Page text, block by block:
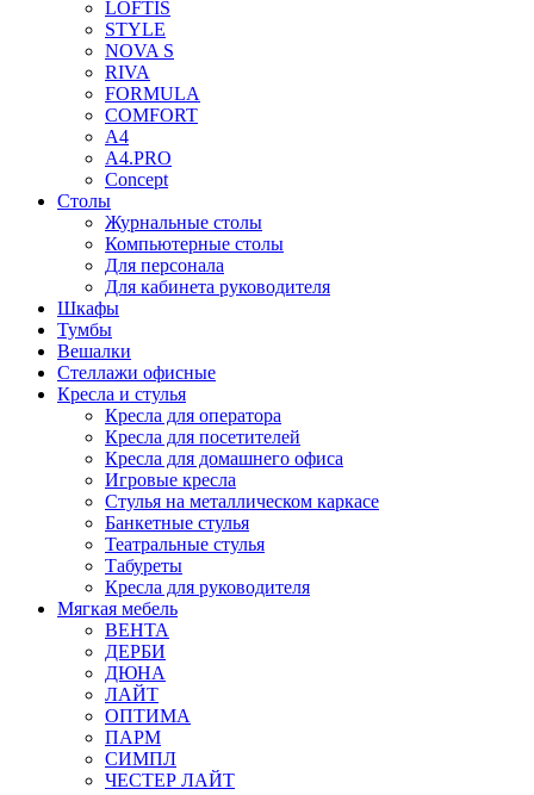
LOFTIS
STYLE
NOVA S
RIVA
FORMULA
COMFORT
A4
A4.PRO
Concept
Столы
Журнальные столы
Компьютерные столы
Для персонала
Для кабинета руководителя
Шкафы
Тумбы
Вешалки
Стеллажи офисные
Кресла и стулья
Кресла для оператора
Кресла для посетителей
Кресла для домашнего офиса
Игровые кресла
Стулья на металлическом каркасе
Банкетные стулья
Театральные стулья
Табуреты
Кресла для руководителя
Мягкая мебель
ВЕНТА
ДЕРБИ
ДЮНА
ЛАЙТ
ОПТИМА
ПАРМ
СИМПЛ
ЧЕСТЕР ЛАЙТ